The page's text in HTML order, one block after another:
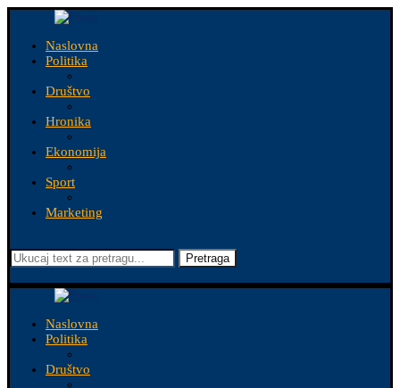
Naslovna
Politika
Društvo
Hronika
Ekonomija
Sport
Marketing
Pretraga
Naslovna
Politika
Društvo